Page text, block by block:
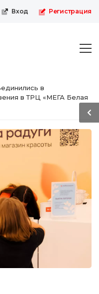
Вход Регистрация
в
в ТРЦ «МЕГА Белая